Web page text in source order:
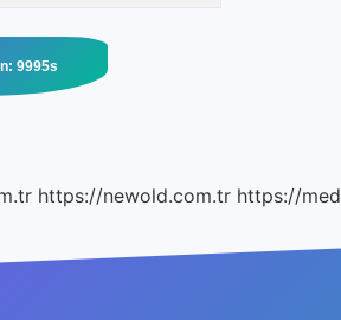
https://newold.com.tr https://